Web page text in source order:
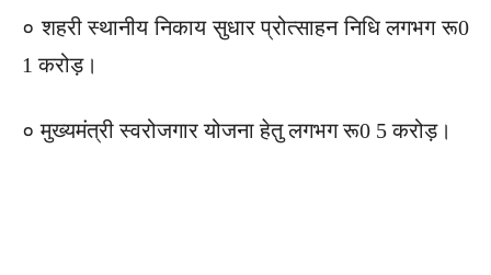
० शहरी स्थानीय निकाय सुधार प्रोत्साहन निधि लगभग रू0
1 करोड़।
० मुख्यमंत्री स्वरोजगार योजना हेतु लगभग रू0 5 करोड़।